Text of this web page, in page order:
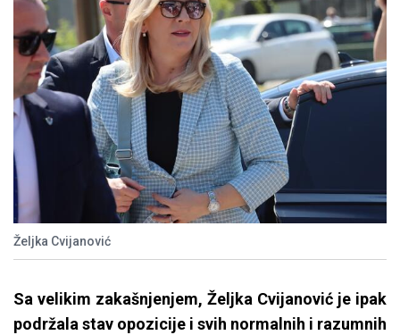
Željka Cvijanović
Sa velikim zakašnjenjem, Željka Cvijanović je ipak
podržala stav opozicije i svih normalnih i razumnih